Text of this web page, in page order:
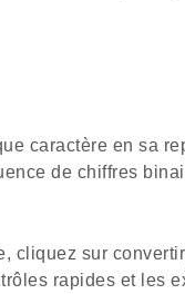
caractère en sa
de chiffres
cliquez sur
rapides et les